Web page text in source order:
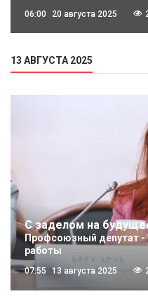
06:00 20 августа 2025
13 АВГУСТА 2025
С заделом на
Профсоюзный депутат -
работы
07:55 13 августа 2025